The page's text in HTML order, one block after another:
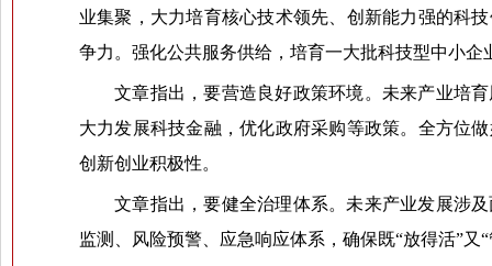
业集聚，大力培育核心技术领先、创新能力强的科
争力。强化公共服务供给，培育一大批科技型中小
文章指出，要营造良好政策环境。未来产业培
大力发展科技金融，优化政府采购等政策。全方位
创新创业积极性。
文章指出，要健全治理体系。未来产业发展涉
监测、风险预警、应急响应体系，确保既“放得活”